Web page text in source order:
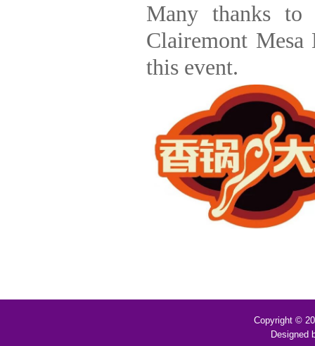
Many thanks to
Clairemont
this event.
Copyright ©
Designed